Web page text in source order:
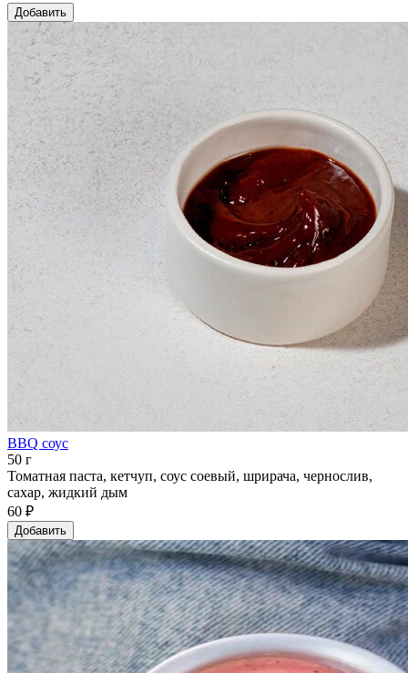
Добавить
BBQ соус
50 г
Томатная паста, кетчуп, соус соевый, шрирача, чернослив,
сахар, жидкий дым
60 ₽
Добавить